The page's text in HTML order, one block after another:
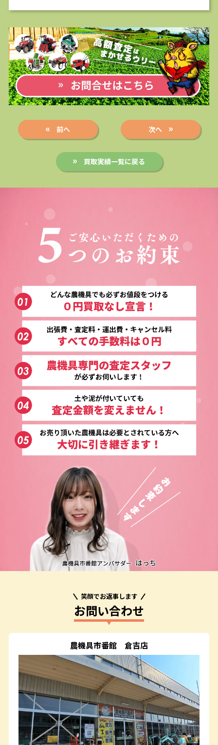
前へ 次へ
買取実績一覧に戻る
笑顔でお返事します
お問い合わせ
農機具市番館 倉吉店